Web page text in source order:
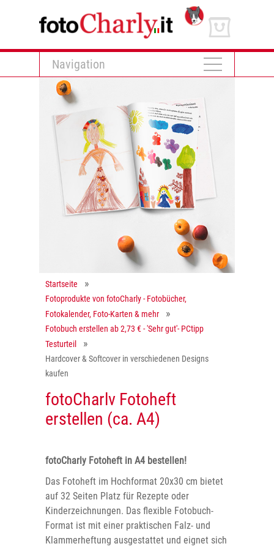
Navigation
Startseite
Fotoprodukte von fotoCharly - Fotobücher,
Fotokalender, Foto-Karten & mehr
Fotobuch erstellen ab 2,73 € - 'Sehr gut'- PCtipp
Testurteil
Hardcover & Softcover in verschiedenen Designs
kaufen
fotoCharlv Fotoheft
erstellen (ca. A4)
fotoCharly Fotoheft in A4 bestellen!
Das Fotoheft im Hochformat 20x30 cm bietet
auf 32 Seiten Platz für Rezepte oder
Kinderzeichnungen. Das flexible Fotobuch-
Format ist mit einer praktischen Falz- und
Klammerheftung ausgestattet und eignet sich